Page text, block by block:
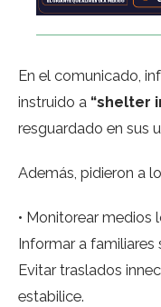
En el comunicado,
instruido a “shelter
resguardado en sus
Además, pidieron a
• Monitorear medios
Informar a familiares
Evitar traslados
estabilice.